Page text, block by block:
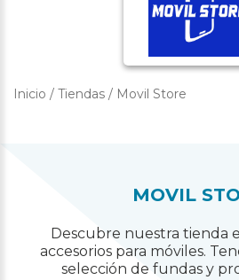
Inicio / Tiendas / Movil Store
MOVIL
Descubre nuestra tienda
accesorios para móviles.
selección de fundas y